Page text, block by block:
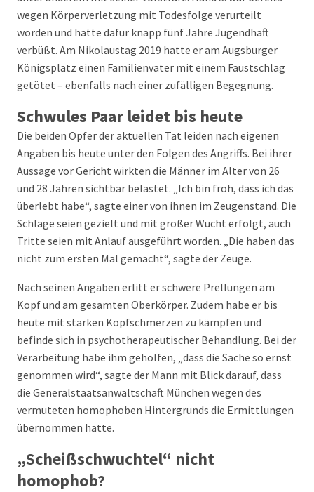
wegen Körperverletzung mit Todesfolge verurteilt
worden und hatte dafür knapp fünf Jahre Jugendhaft
verbüßt. Am Nikolaustag 2019 hatte er am Augsburger
Königsplatz einen Familienvater mit einem Faustschlag
getötet – ebenfalls nach einer zufälligen Begegnung.
Schwules Paar leidet bis heute
Die beiden Opfer der aktuellen Tat leiden nach eigenen
Angaben bis heute unter den Folgen des Angriffs. Bei ihrer
Aussage vor Gericht wirkten die Männer im Alter von 26
und 28 Jahren sichtbar belastet. „Ich bin froh, dass ich das
überlebt habe“, sagte einer von ihnen im Zeugenstand. Die
Schläge seien gezielt und mit großer Wucht erfolgt, auch
Tritte seien mit Anlauf ausgeführt worden. „Die haben das
nicht zum ersten Mal gemacht“, sagte der Zeuge.
Nach seinen Angaben erlitt er schwere Prellungen am
Kopf und am gesamten Oberkörper. Zudem habe er bis
heute mit starken Kopfschmerzen zu kämpfen und
befinde sich in psychotherapeutischer Behandlung. Bei der
Verarbeitung habe ihm geholfen, „dass die Sache so ernst
genommen wird“, sagte der Mann mit Blick darauf, dass
die Generalstaatsanwaltschaft München wegen des
vermuteten homophoben Hintergrunds die Ermittlungen
übernommen hatte.
„Scheißschwuchtel“ nicht
homophob?